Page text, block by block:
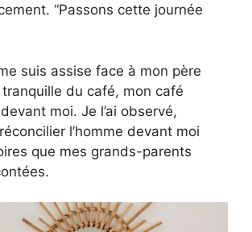
“Passons cette journée
suis assise face à mon père
du café, mon café
moi. Je l’ai observé,
l’homme devant moi
que mes grands-parents